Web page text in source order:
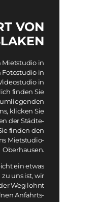
VON
Mietstudio in
Fotostudio in
in
finden Sie
klicken Sie
der Städte-
finden den
Mietstudio-
Oberhausen.
ein etwas
uns ist, wir
Weg lohnt
Anfahrts-